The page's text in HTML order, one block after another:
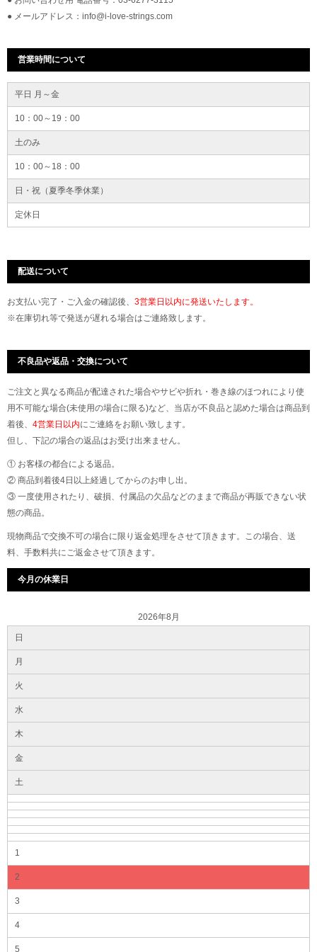
● メールアドレス：info@i-love-strings.com
営業時間について
平日 月～金
10：00～19：00
土のみ
10：00～18：00
日・祝（夏季冬季休業）
定休日
配送について
お支払い完了・ご入金の確認後、 3営業日以内に発送いたします。
※在庫切れ等で発送が遅れる場合はご連絡致します。
不良品や返品・交換について
ご注文と異なる商品が配達された場合やサビや折れ・巻き線のほつれにより使
用不可能な場合(未使用の場合に限る)など、当店が不良品と認めた場合は商品到
着後、 4営業日以内にご連絡をお願い致します。
但し、下記の場合の返品はお受け出来ません。
① お客様の都合による返品。
② 商品到着後4日以上経過してからのお申し出。
③ 一度使用されたり、破損、付属品の欠品などのままで商品が再販できない状
態の商品。
現物商品で交換不可の場合に限り返金処理をさせて頂きます。この場合、送
料、手数料共にご返金させて頂きます。
今月の休業日
2026年8月
日
月
火
水
木
金
土
1
2
3
4
5